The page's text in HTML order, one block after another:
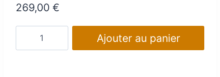
269,00 €
Ajouter au panier